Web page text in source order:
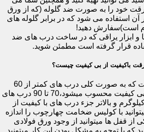
خود را به صورت ضد گلوله (که از ورق
استفاده می شود که در برابر گلوله های
است)سفارش دهید!
و ابزار یراقی که در ساخت درب های ضد
قرار گرفته است مطمئن شوید.
باکیفیت از بی کیفیت چیست؟
اولین راه وزن درب هست که به صورت کلی درب های کمتر از 60
کیلوگرم جزء درب های بی کیفیت محسوب میشود،70 تا 90 درب های
و درب های 90 کیلوگرم و بالاتر جزء درب های با کیفیت از
با کولیس ضخامت چهارچوب را اندازه
از قفل ها میتوانید از وجود ورق فولادی